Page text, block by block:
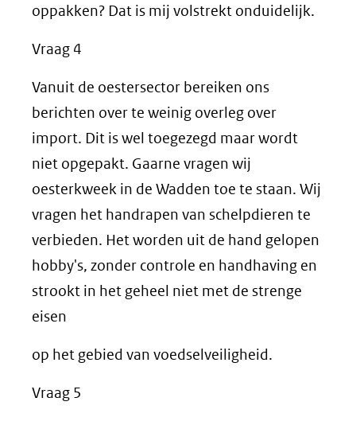
oppakken? Dat is mij volstrekt onduidelijk.
Vraag 4
Vanuit de oestersector bereiken ons
berichten over te weinig overleg over
import. Dit is wel toegezegd maar wordt
niet opgepakt. Gaarne vragen wij
oesterkweek in de Wadden toe te staan. Wij
vragen het handrapen van schelpdieren te
verbieden. Het worden uit de hand gelopen
hobby's, zonder controle en handhaving en
strookt in het geheel niet met de strenge
eisen
op het gebied van voedselveiligheid.
Vraag 5